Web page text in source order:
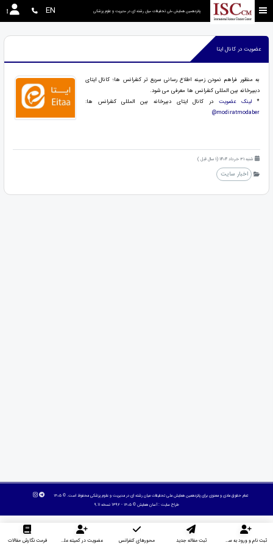
پانزدهمین همایش ملی تحقیقات میان رشته ای در مديريت و علوم پزشکی EN
عضویت در کانال ایتا
به منظور فراهم نمودن زمینه اطلاع رسانی سریع تر کنفرانس ها؛ کانال ایتای
دببیرخانه بین المللی کنفرانس ها معرفی می شود.
*لینک عضویت در کانال ایتای دبیرخانه بین المللی کنفرانس ها:
modiratmodaber@
شنبه 31 خرداد 1404 (1 سال قبل )
اخبار سایت
تمام حقوق مادی و معنوی برای پانزدهمین همایش ملی تحقیقات میان رشته ای در مديريت و علوم پزشکی محفوظ است. © ۱۴۰۵
طراح سایت :آسان همایش © ۱۴۰۵ - 1392 نسخه 9.11
ثبت نام و ورود به سایت ثبت مقاله جدید محورهای کنفرانس عضویت در کمیته علمی داوران فرمت نگارش مقالات